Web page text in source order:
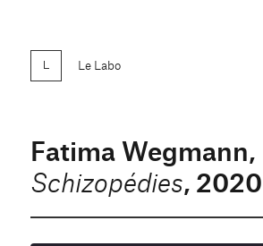
Le Labo
Fatima Wegmann,
Schizopédies, 2020